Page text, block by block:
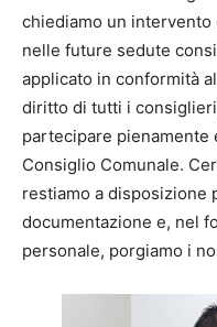
chiediamo un intervento
nelle future sedute
applicato in conformità
diritto di tutti i
partecipare pienamente
Consiglio Comunale.
restiamo a disposizione
documentazione e, nel
personale, porgiamo i